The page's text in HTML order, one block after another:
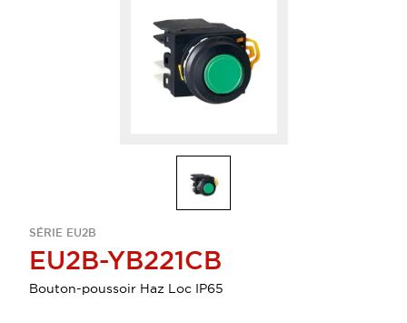
SÉRIE EU2B
EU2B-YB221CB
Bouton-poussoir Haz Loc IP65